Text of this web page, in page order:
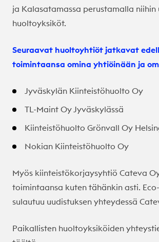
ja Kalasatamassa perustamalla niihin
huoltoyksiköt.
Seuraavat huoltoyhtiöt jatkavat
toimintaansa omina yhtiöinään ja
Jyväskylän Kiinteistöhuolto Oy
TL-Maint Oy Jyväskylässä
Kiinteistöhuolto Grönvall Oy
Nokian Kiinteistöhuolto Oy
Myös kiinteistökorjaysyhtiö Cateva
toimintaansa kuten tähänkin asti.
sulautuu uudistuksen yhteydessä
Paikallisten huoltoyksiköiden